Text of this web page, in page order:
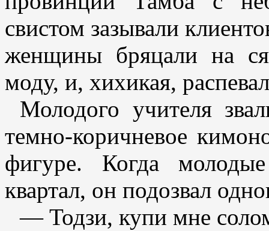
свистом зазывали
женщины бряцали на
моду, и, хихикая,
Молодого учителя
темно-коричневое
фигуре. Когда
квартал, он подозвал
— Тодзи, купи мне